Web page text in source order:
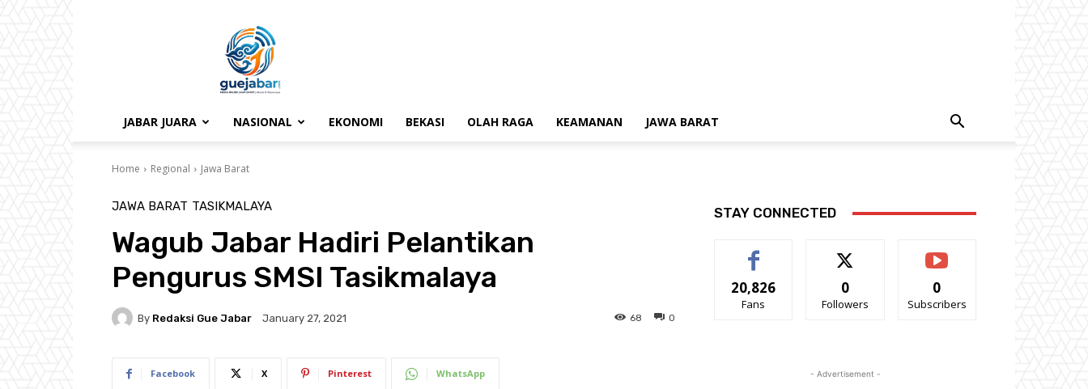
gue
jabar
JABAR JUARA NASIONAL EKONOMI BEKASI OLAH RAGA KEAMANAN JAWA BARAT
Home Regional Jawa Barat
JAWA BARAT TASIKMALAYA
Wagub Jabar Hadiri Pelantikan
Pengurus SMSI Tasikmalaya
By Redaksi Gue Jabar January 27, 2021 0
68
Facebook X Pinterest WhatsApp
STAY CONNECTED
20,826
Fans
0
Followers
0
Subscribers
- Advertisement -